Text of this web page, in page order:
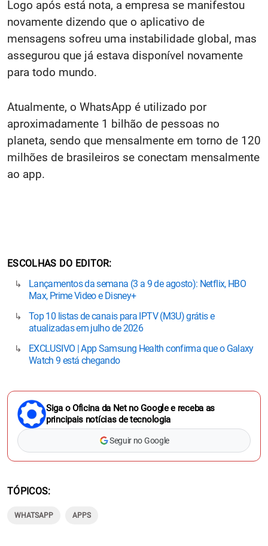
Logo após está nota, a empresa se manifestou
novamente dizendo que o aplicativo de
mensagens sofreu uma instabilidade global, mas
assegurou que já estava disponível novamente
para todo mundo.
Atualmente, o WhatsApp é utilizado por
aproximadamente 1 bilhão de pessoas no
planeta, sendo que mensalmente em torno de 120
milhões de brasileiros se conectam mensalmente
ao app.
ESCOLHAS DO EDITOR
Lançamentos da semana (3 a 9 de agosto): Netflix, HBO
Max, Prime Video e Disney+
Top 10 listas de canais para IPTV (M3U) grátis e
atualizadas em julho de 2026
EXCLUSIVO | App Samsung Health confirma que o Galaxy
Watch 9 está chegando
Siga o Oficina da Net no Google e receba as
principais notícias de tecnologia
Seguir no Google
TÓPICOS
WHATSAPP APPS